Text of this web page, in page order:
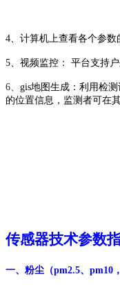
4、 计算机上查看各个参数
5、 视频监控： 平台支持
6、 gis地图生成： 利用检测
的位置信息，监测者可在
传感器技术参数
一、 粉尘（pm2.5、pm10